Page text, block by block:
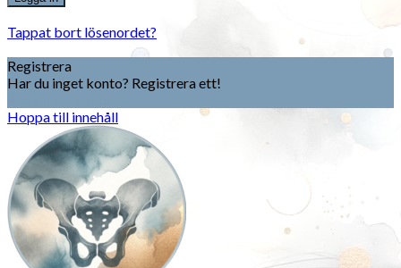
Tappat bort lösenordet?
Registrera
Har du inget konto? Registrera ett!
Hoppa till innehåll